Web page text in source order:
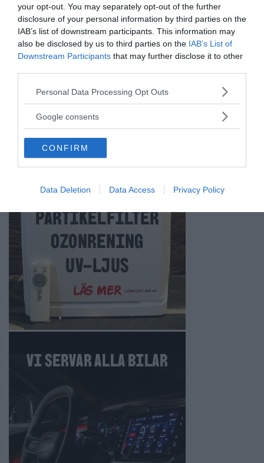
your opt-out. You may separately opt-out of the further
disclosure of your personal information by third parties on the
IAB’s list of downstream participants. This information may
also be disclosed by us to third parties on the IAB’s List of
Downstream Participants that may further disclose it to other
Please note that this website/app uses one or more Google
not limited to your visit or usage behaviour. You may click to
use your data for below specified purposes in below Google
consent section.
Personal Data Processing Opt Outs
Google consents
CONFIRM
Data Deletion Data Access Privacy Policy
ANNONSER